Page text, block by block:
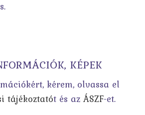
KÉPEK
kérem, olvassa el
tájékoztatót és az ÁSZF-et.